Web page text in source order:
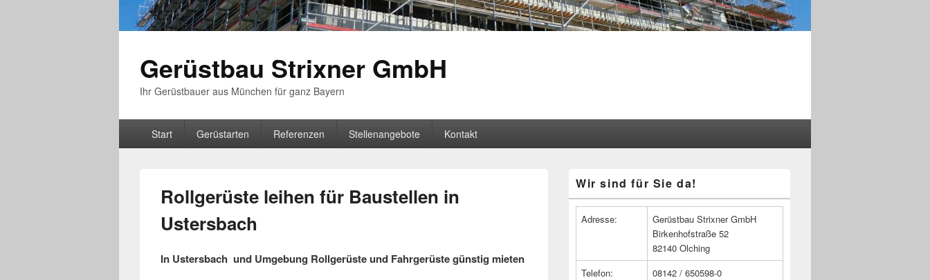
Gerüstbau Strixner GmbH
Ihr Gerüstbauer aus München für ganz Bayern
Start Gerüstarten Referenzen Stellenangebote Kontakt
Rollgerüste leihen für Baustellen in
Ustersbach
In Ustersbach und Umgebung Rollgerüste und Fahrgerüste günstig mieten
Seitenleisten
Widget-
Wir sind für Sie da!
Adresse:
Gerüstbau Strixner GmbH
Birkenhofstraße 52
82140 Olching
Telefon:
08142 / 650598-0